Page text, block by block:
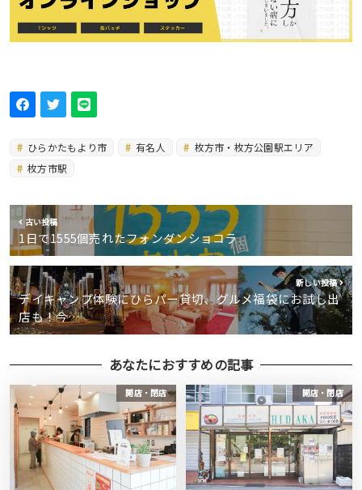
ひらかたもより市 有名人
枚方市・枚方公園駅エリア
枚方市駅
古い投稿
1日で1555個売れたフォンダンショコラ
新しい投稿
デイキャンプ体験にひらパー貸切、グルメ福袋にお試し出
店も！今…
あなたにおすすめの記事
開店・閉店 開店・閉店